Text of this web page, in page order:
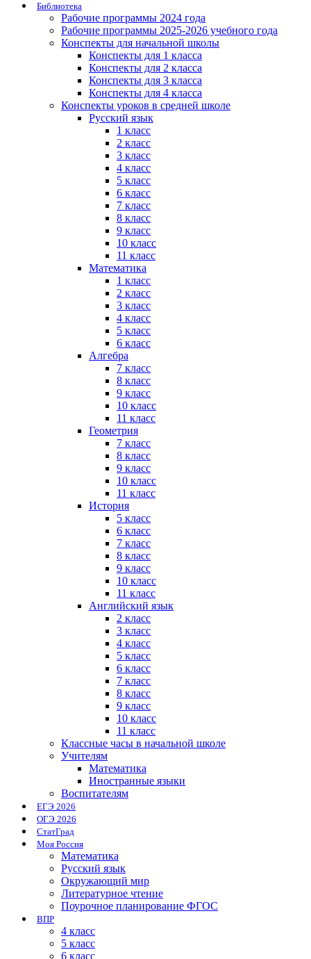
Библиотека
Рабочие программы 2024 года
Рабочие программы 2025-2026 учебного года
Конспекты для начальной школы
Конспекты для 1 класса
Конспекты для 2 класса
Конспекты для 3 класса
Конспекты для 4 класса
Конспекты уроков в средней школе
Русский язык
1 класс
2 класс
3 класс
4 класс
5 класс
6 класс
7 класс
8 класс
9 класс
10 класс
11 класс
Математика
1 класс
2 класс
3 класс
4 класс
5 класс
6 класс
Алгебра
7 класс
8 класс
9 класс
10 класс
11 класс
Геометрия
7 класс
8 класс
9 класс
10 класс
11 класс
История
5 класс
6 класс
7 класс
8 класс
9 класс
10 класс
11 класс
Английский язык
2 класс
3 класс
4 класс
5 класс
6 класс
7 класс
8 класс
9 класс
10 класс
11 класс
Классные часы в начальной школе
Учителям
Математика
Иностранные языки
Воспитателям
ЕГЭ 2026
ОГЭ 2026
СтатГрад
Моя Россия
Математика
Русский язык
Окружающий мир
Литературное чтение
Поурочное планирование ФГОС
ВПР
4 класс
5 класс
6 класс